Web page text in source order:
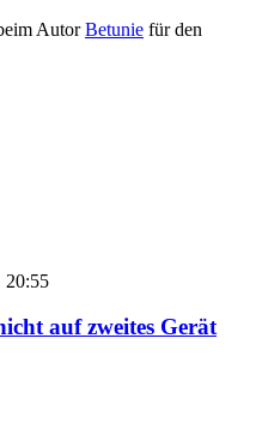
AutorBetunie für den
20:55
auf zweites Gerät